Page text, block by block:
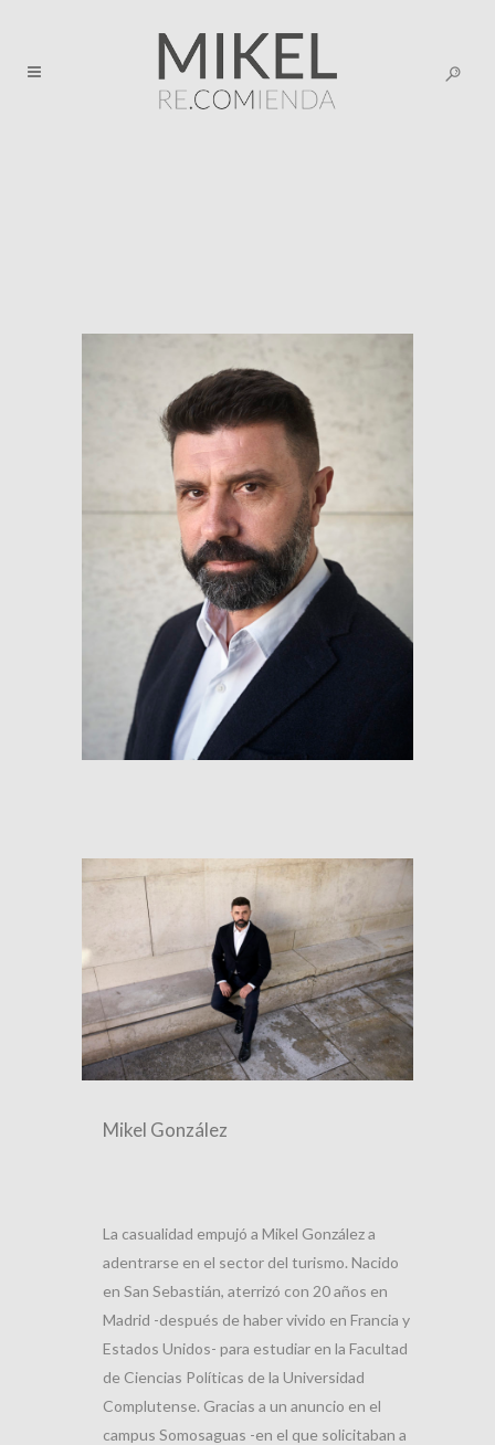
Mikel González
La casualidad empujó a Mikel González a
adentrarse en el sector del turismo. Nacido
en San Sebastián, aterrizó con 20 años en
Madrid -después de haber vivido en Francia y
Estados Unidos- para estudiar en la Facultad
de Ciencias Políticas de la Universidad
Complutense. Gracias a un anuncio en el
campus Somosaguas -en el que solicitaban a